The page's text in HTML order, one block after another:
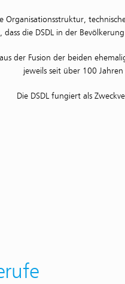
Organisationsstruktur,
dass die DSDL in der
der Fusion der beiden
jeweils seit über 100
Die DSDL fungiert als